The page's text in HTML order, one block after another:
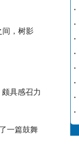
间，树影
具感召力
一篇鼓舞